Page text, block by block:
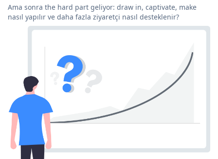
Ama sonra the hard part geliyor: draw in, captivate, make
nasıl yapılır ve daha fazla ziyaretçi nasıl desteklenir?